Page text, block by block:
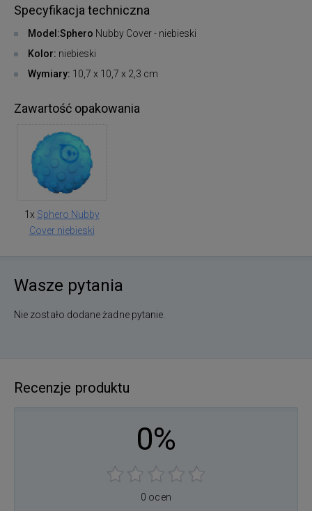
Specyfikacja techniczna
Model:Sphero Nubby Cover - niebieski
Kolor: niebieski
Wymiary: 10,7 x 10,7 x 2,3 cm
Zawartość opakowania
1x Sphero Nubby
Cover niebieski
Wasze pytania
Nie zostało dodane żadne pytanie.
Recenzje produktu
0%
0 ocen